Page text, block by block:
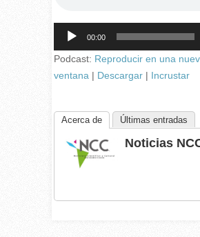
Reproductor
audio
00:00
Podcast: Reproducir en una
ventana| Descargar| Incrustar
Acerca de Últimas entradas
Noticias